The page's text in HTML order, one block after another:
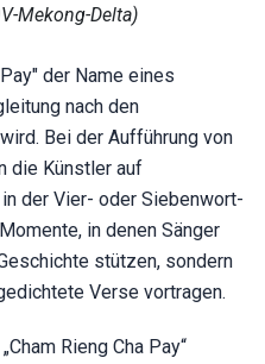
Mekong-Delta)
der Name eines
nach den
Bei der Aufführung von
die Künstler auf
der Vier- oder Siebenwort-
in denen Sänger
stützen, sondern
Verse vortragen.
Rieng Cha Pay“